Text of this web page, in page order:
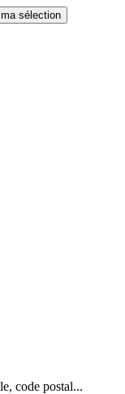
sélection
code postal...